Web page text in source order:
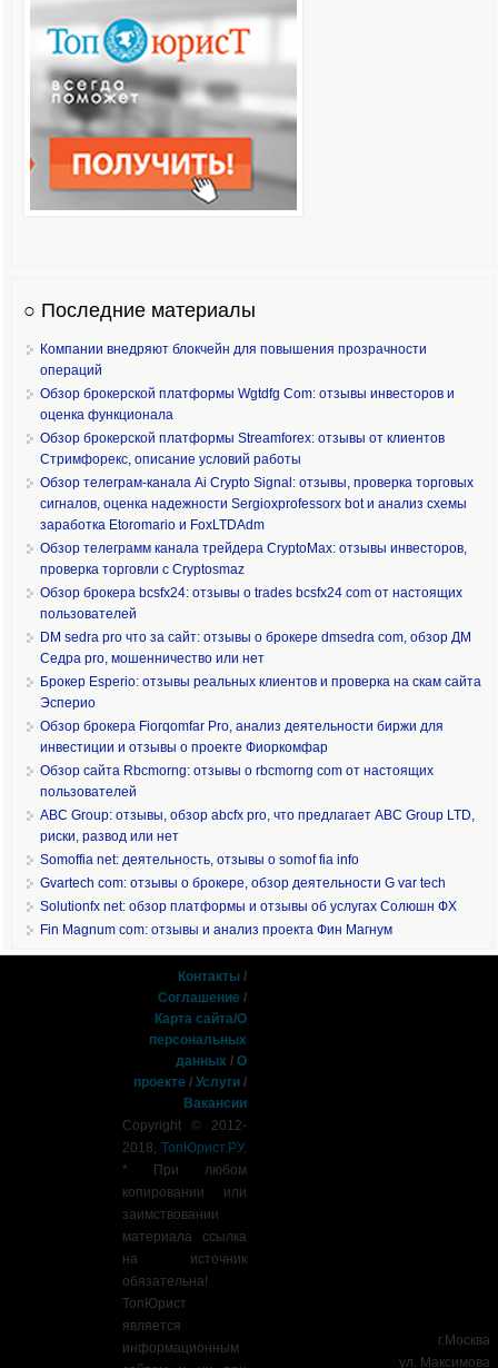
○ Последние материалы
Компании внедряют блокчейн для повышения прозрачности
операций
Обзор брокерской платформы Wgtdfg Com: отзывы инвесторов и
оценка функционала
Обзор брокерской платформы Streamforex: отзывы от клиентов
Стримфорекс, описание условий работы
Обзор телеграм-канала Ai Crypto Signal: отзывы, проверка торговых
сигналов, оценка надежности Sergioxprofessorx bot и анализ схемы
заработка Etoromario и FoxLTDAdm
Обзор телеграмм канала трейдера CryptoMax: отзывы инвесторов,
проверка торговли с Cryptosmaz
Обзор брокера bcsfx24: отзывы о trades bcsfx24 com от настоящих
пользователей
DM sedra pro что за сайт: отзывы о брокере dmsedra com, обзор ДМ
Седра pro, мошенничество или нет
Брокер Esperio: отзывы реальных клиентов и проверка на скам сайта
Эсперио
Обзор брокера Fiorqomfar Pro, анализ деятельности биржи для
инвестиции и отзывы о проекте Фиоркомфар
Обзор сайта Rbcmorng: отзывы о rbcmorng com от настоящих
пользователей
ABC Group: отзывы, обзор abcfx pro, что предлагает ABC Group LTD,
риски, развод или нет
Somoffia net: деятельность, отзывы о somof fia info
Gvartech com: отзывы о брокере, обзор деятельности G var tech
Solutionfx net: обзор платформы и отзывы об услугах Солюшн ФХ
Fin Magnum com: отзывы и анализ проекта Фин Магнум
Контакты /
Соглашение /
Карта сайта/О
персональных
данных /О
проекте /Услуги /
Вакансии
Copyright © 2012-
2018,ТопЮрист.РУ.
* При любом
копировании или
заимствовании
материала ссылка
на источник
обязательна!
ТопЮрист
является
информационным
г.Москва
ул. Максимова